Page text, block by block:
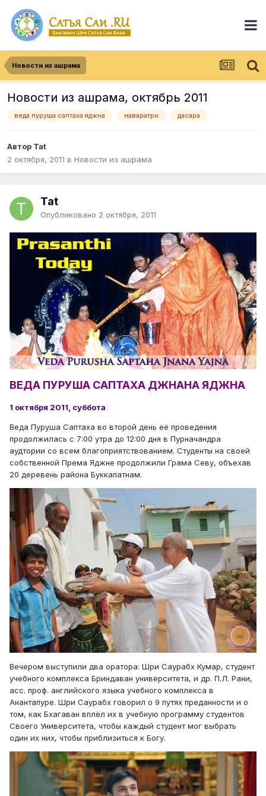
Новости из ашрама
Новости из ашрама, октябрь 2011
веда пуруша саптаха яджна наваратри дасара
Автор Tat
2 октября, 2011 в Новости из ашрама
Tat
Опубликовано 2 октября, 2011
ВЕДА ПУРУША САПТАХА ДЖНАНА ЯДЖНА
1 октября 2011, суббота
Веда Пуруша Саптаха во второй день её проведения
продолжилась с 7:00 утра до 12:00 дня в Пурначандра
аудтории со всем благоприятствованием. Студенты на своей
собственной Према Яджне продолжили Грама Севу, объехав
20 деревень района Буккапатнам.
Вечером выступили два оратора: Шри Саурабх Кумар, студент
учебного комплекса Бриндаван университета, и др. П.Л. Рани,
асс. проф. английского языка учебного комплекса в
Анантапуре. Шри Саурабх говорил о 9 путях преданности и о
том, как Бхагаван вплёл их в учебную программу студентов
Своего Университета, чтобы каждый студент мог выбрать
один их них, чтобы приблизиться к Богу.